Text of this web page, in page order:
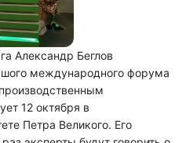
Александр Беглов
международного форума
12 октября в
Петра Великого. Его